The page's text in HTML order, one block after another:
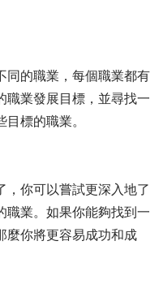
同的職業，每個職業都有
職業發展目標，並尋找一
標的職業。
，你可以嘗試更深入地了
職業。如果你能夠找到一
麼你將更容易成功和成